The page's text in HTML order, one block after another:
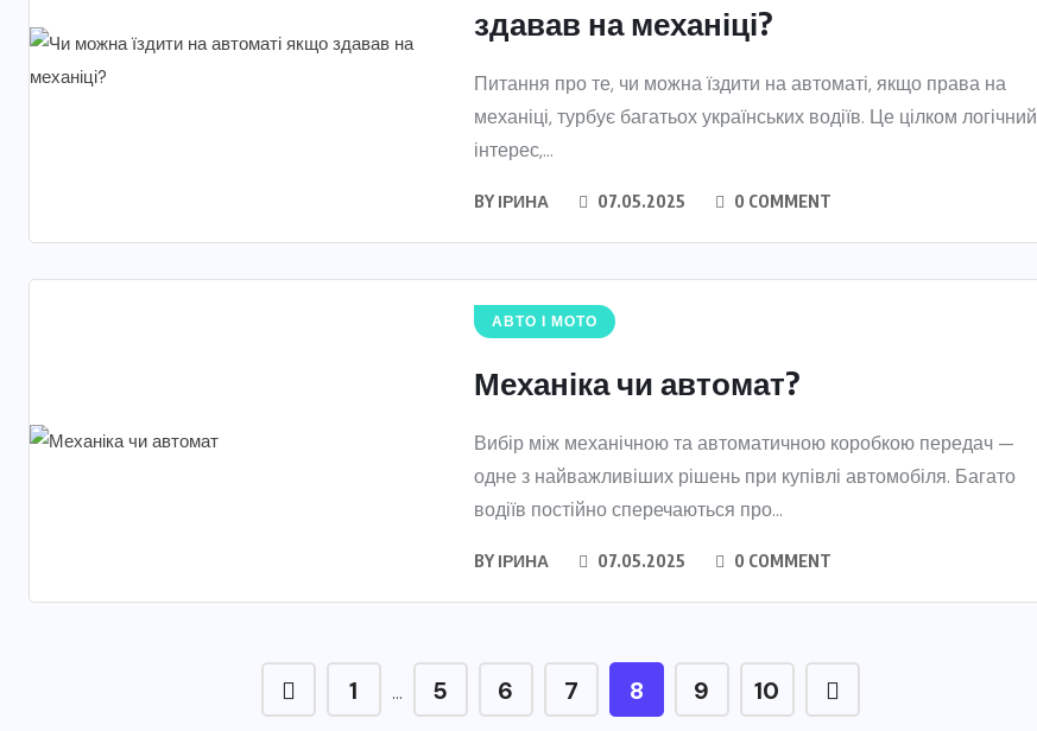
здавав на механіці?
Питання про те, чи можна їздити на автоматі, якщо права на
механіці, турбує багатьох українських водіїв. Це цілком логічний
інтерес,...
BY ІРИНА 07.05.2025 0 COMMENT
АВТО І МОТО
Механіка чи автомат?
Вибір між механічною та автоматичною коробкою передач —
одне з найважливіших рішень при купівлі автомобіля. Багато
водіїв постійно сперечаються про...
BY ІРИНА 07.05.2025 0 COMMENT
1 … 5 6 7 8 9 10